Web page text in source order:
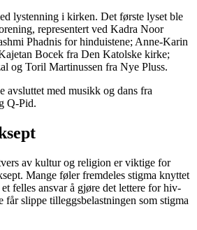
lystenning i kirken. Det første lyset ble
representert ved Kadra Noor
Phadnis for hinduistene; Anne-Karin
Bocek fra Den Katolske kirke;
og Toril Martinussen fra Nye Pluss.
avsluttet med musikk og dans fra
Q-Pid.
av kultur og religion er viktige for
Mange føler fremdeles stigma knyttet
felles ansvar å gjøre det lettere for hiv-
får slippe tilleggsbelastningen som stigma